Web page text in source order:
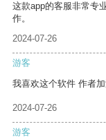
这款app的客服非常专
作。
2024-07-26
游客
我喜欢这个软件 作者
2024-07-26
游客